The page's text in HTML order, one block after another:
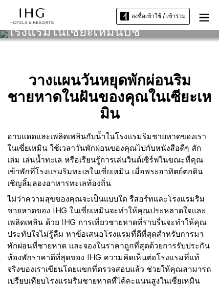
ลงชื่อเข้าใช้ / เข้าร่วม
โรงแรมในเซียะเหมินบีช
วางแผนวันหยุดพักผ่อนริม
ชายหาดในฝันของคุณในเซียะเห
มิน
อาบแดดและเพลิดเพลินกับน้ำในโรงแรมริมชายหาดของเรา
ในเซี่ยเหมิน ใช้เวลาวันพักผ่อนของคุณไปกับหนังสือดีๆ สัก
เล่ม เล่นน้ำทะเล หรือเรียนรู้การเล่นวินด์เซิร์ฟในขณะที่คุณ
เข้าพักที่โรงแรมริมทะเลในเซี่ยเหมิน เมื่อพระอาทิตย์ตกดิน
เชิญลิ้มลองอาหารทะเลท้องถิ่น
ไม่ว่าความสุขของคุณจะเป็นแบบใด รีสอร์ทและโรงแรมริม
ชายหาดของ IHG ในเซี่ยเหมินจะทำให้คุณประหลาดใจและ
เพลิดเพลิน ด้วย IHG การเที่ยวชายหาดที่ราบรื่นจะทำให้คุณ
ประทับใจไม่รู้ลืม หาข้อเสนอโรงแรมที่ดีที่สุดสำหรับการมา
พักผ่อนที่ชายหาด และจองในราคาถูกที่สุดด้วยการรับประกัน
ห้องพักราคาดีที่สุดของ IHG ความคิดเห็นต่อโรงแรมที่แท้
จริงของเราเขียนโดยแขกที่ตรวจสอบแล้ว ช่วยให้คุณสามารถ
เปรียบเทียบโรงแรมริมชายหาดที่ได้คะแนนสูงในเซี่ยเหมิน